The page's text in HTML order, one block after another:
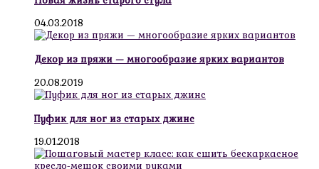
04.03.2018
Декор из пряжи — многообразие ярких вариантов
20.08.2019
Пуфик для ног из старых джинс
19.01.2018